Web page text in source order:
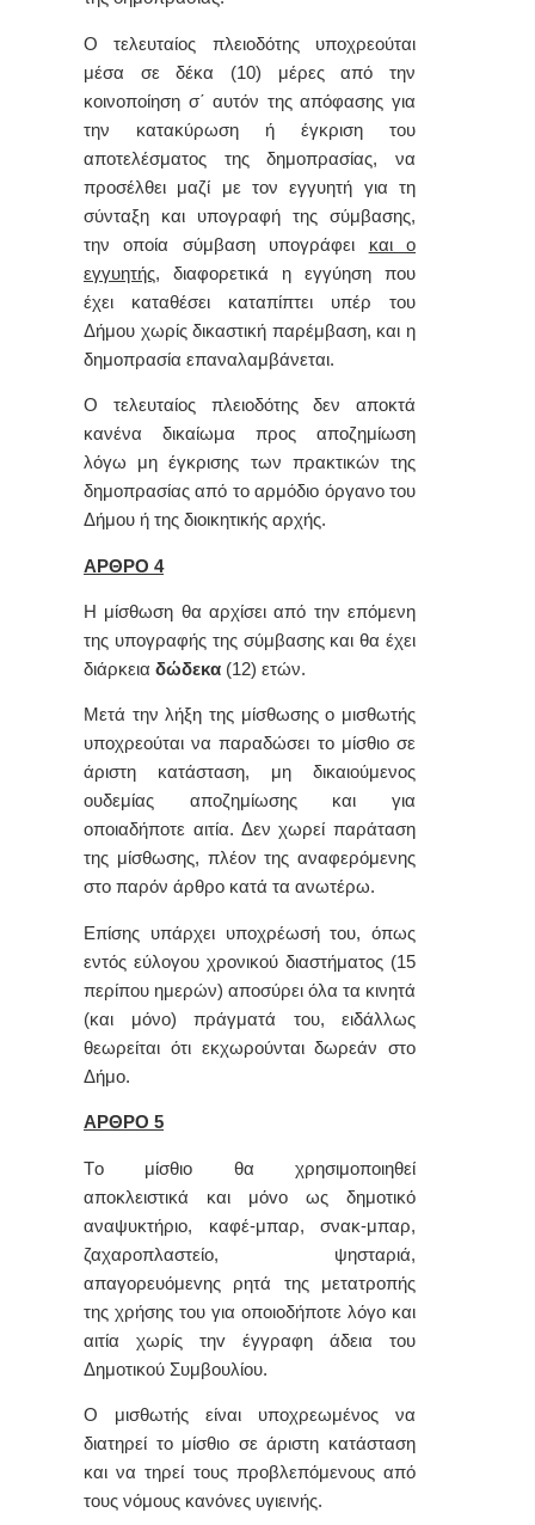
Ο τελευταίος πλειοδότης υποχρεούται
μέσα σε δέκα (10) μέρες από την
κοινοποίηση σ΄ αυτόν της απόφασης για
την κατακύρωση ή έγκριση του
αποτελέσματος της δημοπρασίας, να
προσέλθει μαζί με τον εγγυητή για τη
σύνταξη και υπογραφή της σύμβασης,
την οποία σύμβαση υπογράφει και ο
εγγυητής, διαφορετικά η εγγύηση που
έχει καταθέσει καταπίπτει υπέρ του
Δήμου χωρίς δικαστική παρέμβαση, και η
δημοπρασία επαναλαμβάνεται.
Ο τελευταίος πλειοδότης δεν αποκτά
κανένα δικαίωμα προς αποζημίωση
λόγω μη έγκρισης των πρακτικών της
δημοπρασίας από το αρμόδιο όργανο του
Δήμου ή της διοικητικής αρχής.
ΑΡΘΡΟ 4
Η μίσθωση θα αρχίσει από την επόμενη
της υπογραφής της σύμβασης και θα έχει
διάρκεια δώδεκα (12) ετών.
Μετά την λήξη της μίσθωσης ο μισθωτής
υποχρεούται να παραδώσει το μίσθιο σε
άριστη κατάσταση, μη δικαιούμενος
ουδεμίας αποζημίωσης και για
οποιαδήποτε αιτία. Δεν χωρεί παράταση
της μίσθωσης, πλέον της αναφερόμενης
στο παρόν άρθρο κατά τα ανωτέρω.
Επίσης υπάρχει υποχρέωσή του, όπως
εντός εύλογου χρονικού διαστήματος (15
περίπου ημερών) αποσύρει όλα τα κινητά
(και μόνο) πράγματά του, ειδάλλως
θεωρείται ότι εκχωρούνται δωρεάν στο
Δήμο.
ΑΡΘΡΟ 5
Τo μίσθιo θα χρησιμoπoιηθεί
απoκλειστικά και μόvo ως δημοτικό
αναψυκτήριο, καφέ-μπαρ, σνακ-μπαρ,
ζαχαροπλαστείο, ψησταριά,
απαγoρευόμεvης ρητά της μετατρoπής
της χρήσης τoυ για oπoιoδήπoτε λόγo και
αιτία χωρίς τηv έγγραφη άδεια τoυ
Δημοτικού Συμβoυλίoυ.
Ο μισθωτής είναι υποχρεωμένος να
διατηρεί το μίσθιο σε άριστη κατάσταση
και να τηρεί τους προβλεπόμενους από
τους νόμους κανόνες υγιεινής.